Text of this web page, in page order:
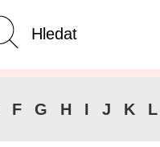
F G H I J K L